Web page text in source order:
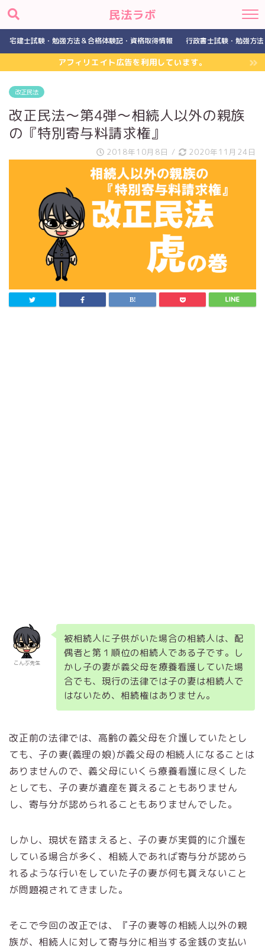
民法ラボ
宅建士試験・勉強方法＆合格体験記・資格取得情報 行政書士試験・勉強方
アフィリエイト広告を利用しています。
改正民法
改正民法～第4弾～相続人以外の親族
の『特別寄与料請求権』
2018年10月8日 / 2020年11月24日
こんぶ先生
被相続人に子供がいた場合の相続人は、配
偶者と第１順位の相続人である子です。し
かし子の妻が義父母を療養看護していた場
合でも、現行の法律では子の妻は相続人で
はないため、相続権はありません。
改正前の法律では、高齢の義父母を介護していたとし
ても、子の妻(義理の娘)が義父母の相続人になることは
ありませんので、義父母にいくら療養看護に尽くした
としても、子の妻が遺産を貰えることもありません
し、寄与分が認められることもありませんでした。
しかし、現状を踏まえると、子の妻が実質的に介護を
している場合が多く、相続人であれば寄与分が認めら
れるような行いをしていた子の妻が何も貰えないこと
が問題視されてきました。
そこで今回の改正では、『子の妻等の相続人以外の親
族が、相続人に対して寄与分に相当する金銭の支払い